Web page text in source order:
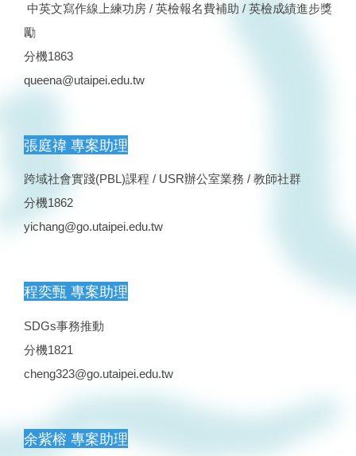
中英文寫作線上練功房 / 英檢報名費補助 / 英檢成績進步獎
勵
分機1863
queena@utaipei.edu.tw
張庭禕 專案助理
跨域社會實踐(PBL)課程 / USR辦公室業務 / 教師社群
分機1862
yichang@go.utaipei.edu.tw
程奕甄 專案助理
SDGs事務推動
分機1821
cheng323@go.utaipei.edu.tw
余紫榕 專案助理